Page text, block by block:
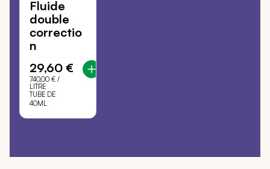
Fluide
double
correctio
n
29,60 €
740,00 € /
LITRE
TUBE DE
40ML